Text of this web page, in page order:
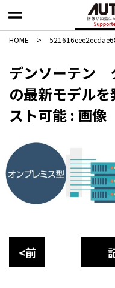
HOME >
デンソーテン
の最新モデル
スト可能 : 画像
<前